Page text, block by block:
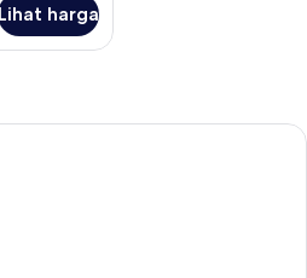
harga
Pins
Western Astoria